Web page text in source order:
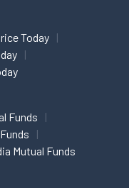
Today
Funds
Mutual Funds